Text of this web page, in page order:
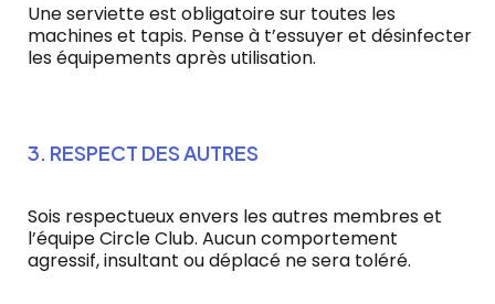
Une serviette est obligatoire sur toutes les
machines et tapis. Pense à t’essuyer et désinfecter
les équipements après utilisation.
3. RESPECT DES AUTRES
Sois respectueux envers les autres membres et
l’équipe Circle Club. Aucun comportement
agressif, insultant ou déplacé ne sera toléré.